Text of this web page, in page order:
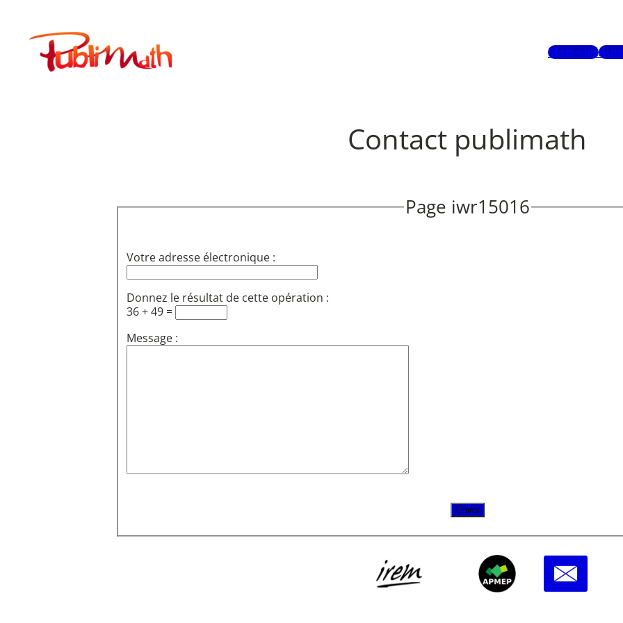
contenuPublimath
Mots-clés
Contact publimath
Page iwr15016
Votre adresse électronique :
Donnez le résultat de cette opération :
36 + 49 =
Message :